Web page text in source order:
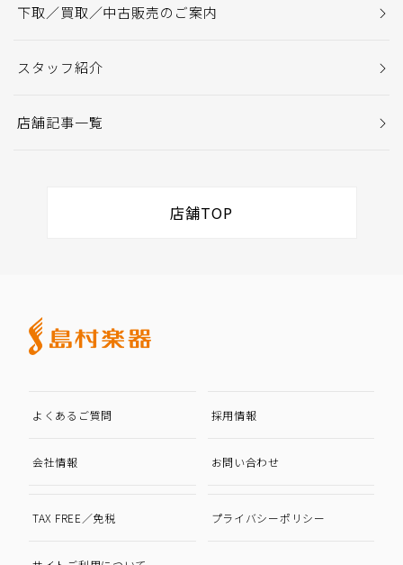
下取／買取／中古販売のご案内
スタッフ紹介
店舗記事一覧
店舗TOP
よくあるご質問 採用情報
会社情報 お問い合わせ
TAX FREE／免税 プライバシーポリシー